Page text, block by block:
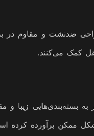
ضدنشت و مقاوم در
کمک می‌کنند.
به بسته‌بندی‌هایی زیبا
شکل ممکن برآورده کرده